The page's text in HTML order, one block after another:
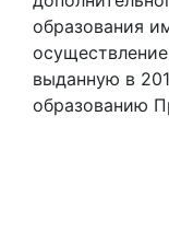
образования
выданную в
образованию